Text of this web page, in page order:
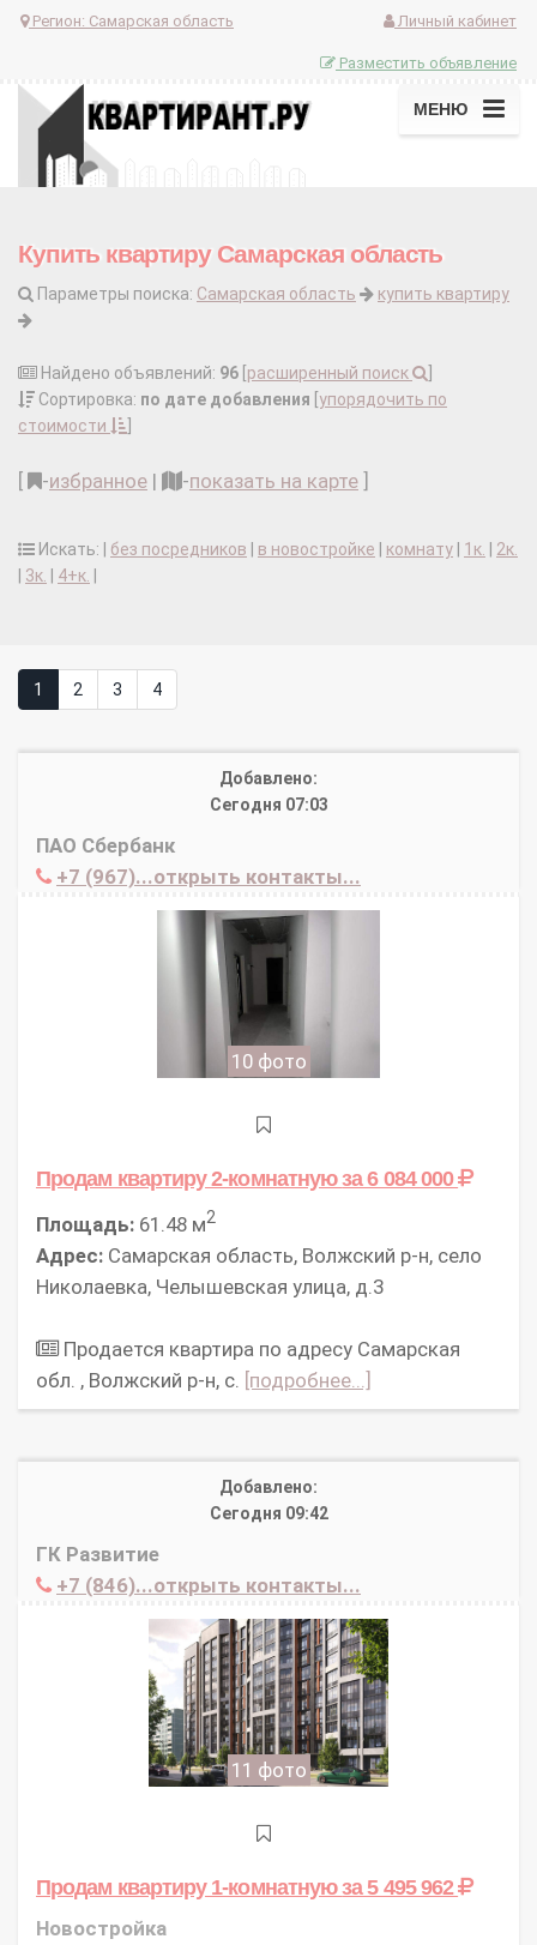
Регион: Самарская область Личный кабинет
Разместить объявление
МЕНЮ
Купить квартиру Самарская область
Параметры поиска: Самарская область купить квартиру
Найдено объявлений: 96 расширенный поиск
Сортировка: по дате добавления упорядочить по
стоимости
-избранное | -показать на карте
Искать: | без посредников в новостройке комнату 1к.
2к.
3к. 4+к.
1 2 3 4
Добавлено:
Сегодня 07:03
ПАО Сбербанк
+7 (967)...открыть контакты...
10 фото
Продам квартиру 2-комнатнуюза 6 084 000
Площадь: 61.48 м2
Адрес: Самарская область, Волжский р-н, село
Николаевка, Челышевская улица, д.3
Продается квартира по адресу Самарская
обл. , Волжский р-н, с. [подробнее...]
Добавлено:
Сегодня 09:42
ГК Развитие
+7 (846)...открыть контакты...
11 фото
Продам квартиру 1-комнатнуюза 5 495 962
Новостройка